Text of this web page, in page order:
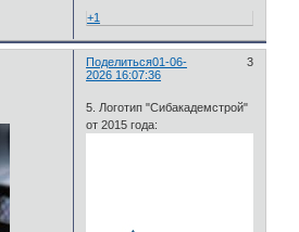
+1
Поделиться 3
01-06-
2026 16:07:36
5. Логотип "Сибакадемстрой"
от 2015 года: